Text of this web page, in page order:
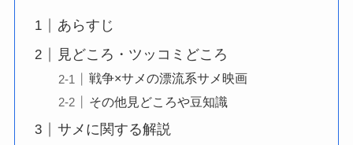
あらすじ
見どころ・ツッコミどころ
戦争×サメの漂流系サメ映画
その他見どころや豆知識
サメに関する解説